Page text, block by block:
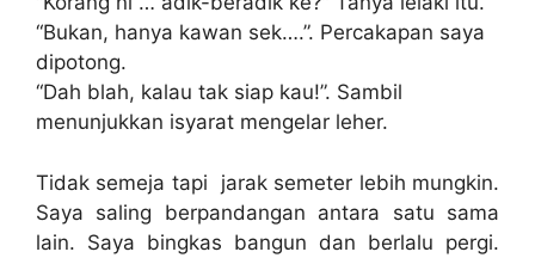
“Bukan, hanya kawan sek….”. Percakapan saya
dipotong.
“Dah blah, kalau tak siap kau!”. Sambil
menunjukkan isyarat mengelar leher.
Tidak semeja tapi jarak semeter lebih mungkin.
Saya saling berpandangan antara satu sama
lain. Saya bingkas bangun dan berlalu pergi.